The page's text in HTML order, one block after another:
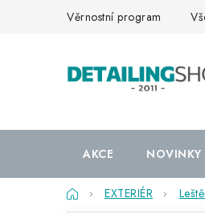
Věrnostní program
AKCE NOVINKY
DomůEXTERIÉR